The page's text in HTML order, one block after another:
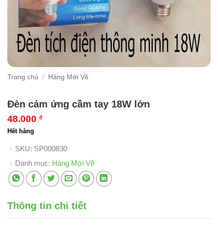
Trang chủ / Hàng Mới Về
Đèn cảm ứng cầm tay 18W lớn
48.000 ₫
Hết hàng
SKU: SP000830
Danh mục: Hàng Mới Về
Thông tin chi tiết